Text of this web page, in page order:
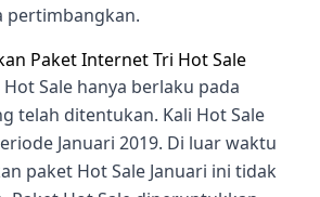
pertimbangkan.
Paket Internet Tri Hot Sale
Sale hanya berlaku pada
telah ditentukan. Kali Hot Sale
Januari 2019. Di luar waktu
paket Hot Sale Januari ini tidak